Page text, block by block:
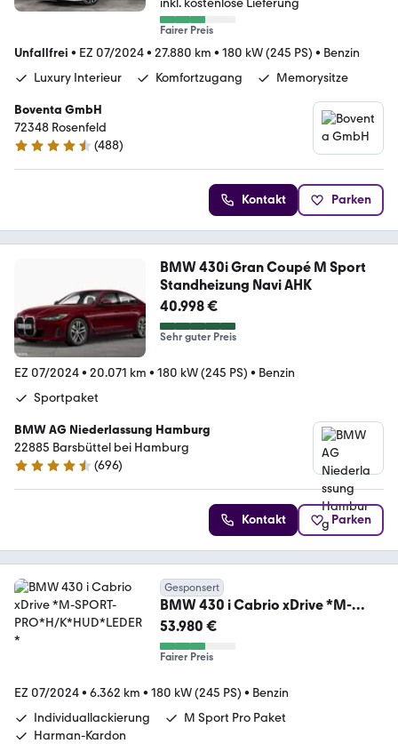
inkl. kostenlose Lieferung
Fairer Preis
Unfallfrei • EZ 07/2024• 27.880 km • 180 kW (245 PS) • Benzin
Luxury Interieur
Komfortzugang Memorysitze
Boventa GmbH
72348 Rosenfeld
4.5 Sterne
(488)
Kontakt Parken
BMW 430i Gran Coupé M Sport
Standheizung Navi AHK
40.998 €
Sehr guter Preis
EZ 07/2024• 20.071 km • 180 kW (245 PS) • Benzin
Sportpaket
BMW AG Niederlassung Hamburg
22885 Barsbüttel bei Hamburg
4.5 Sterne
(696)
Kontakt Parken
Gesponsert
BMW 430 i Cabrio xDrive *M-
SPORT-PRO*H/K*HUD*LEDER*
53.980 €
Fairer Preis
EZ 07/2024• 6.362 km • 180 kW (245 PS) • Benzin
Individuallackierung
M Sport Pro Paket
Harman-Kardon